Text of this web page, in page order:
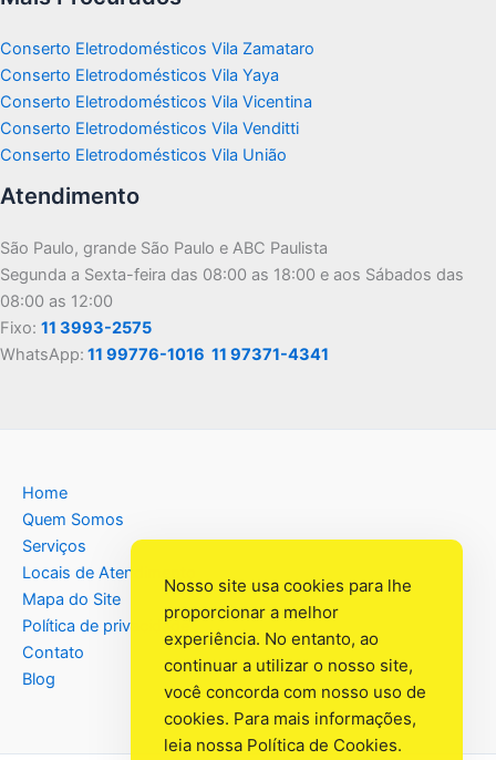
Conserto Eletrodomésticos Vila Zamataro
Conserto Eletrodomésticos Vila Yaya
Conserto Eletrodomésticos Vila Vicentina
Conserto Eletrodomésticos Vila Venditti
Conserto Eletrodomésticos Vila União
Atendimento
São Paulo, grande São Paulo e ABC Paulista
Segunda a Sexta-feira das 08:00 as 18:00 e aos Sábados das
08:00 as 12:00
Fixo: 11 3993-2575
WhatsApp: 11 99776-1016 11 97371-4341
Home
Quem Somos
Serviços
Locais de Atendimento
Mapa do Site
Política de privacidade
Contato
Blog
Nosso site usa cookies para lhe
proporcionar a melhor
experiência. No entanto, ao
continuar a utilizar o nosso site,
você concorda com nosso uso de
cookies. Para mais informações,
leia nossa Política de Cookies.